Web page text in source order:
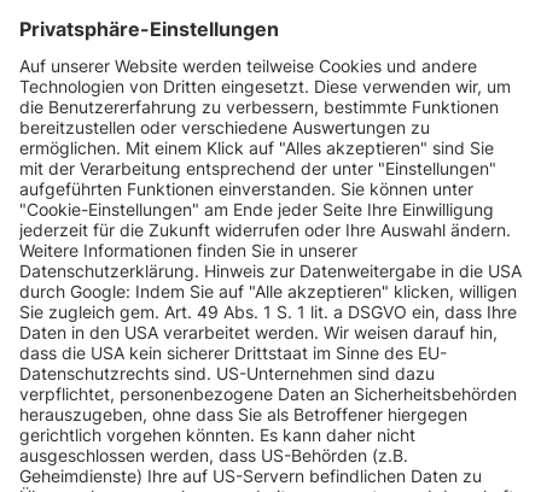
INFORMATIONEN
KUNDENSERVICE
INFORMATIONEN
ZAHLUNGSARTEN